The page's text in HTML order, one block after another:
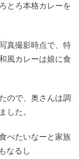
とろ本格カレーを
真撮影時点で、特
風カレーは娘に食
ので、奥さんは調
した。
べたいなーと家族
なるし